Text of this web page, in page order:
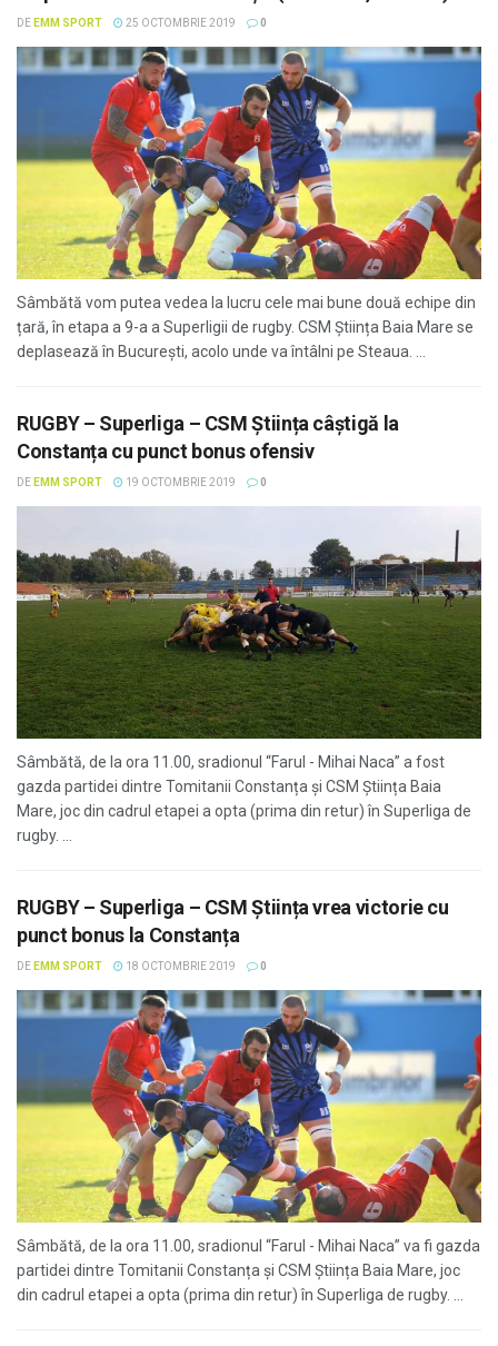
DE EMM SPORT 25 OCTOMBRIE 2019 0
Sâmbătă vom putea vedea la lucru cele mai bune două echipe din
țară, în etapa a 9-a a Superligii de rugby. CSM Știința Baia Mare se
deplasează în București, acolo unde va întâlni pe Steaua. ...
RUGBY – Superliga – CSM Știința câștigă la
Constanța cu punct bonus ofensiv
DE EMM SPORT 19 OCTOMBRIE 2019 0
Sâmbătă, de la ora 11.00, sradionul “Farul - Mihai Naca” a fost
gazda partidei dintre Tomitanii Constanța și CSM Știința Baia
Mare, joc din cadrul etapei a opta (prima din retur) în Superliga de
rugby. ...
RUGBY – Superliga – CSM Știința vrea victorie cu
punct bonus la Constanța
DE EMM SPORT 18 OCTOMBRIE 2019 0
Sâmbătă, de la ora 11.00, sradionul “Farul - Mihai Naca” va fi gazda
partidei dintre Tomitanii Constanța și CSM Știința Baia Mare, joc
din cadrul etapei a opta (prima din retur) în Superliga de rugby. ...